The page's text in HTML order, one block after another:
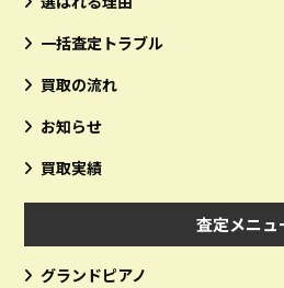
一括査定トラブル
買取の流れ
お知らせ
買取実績
査定メニュ
グランドピアノ